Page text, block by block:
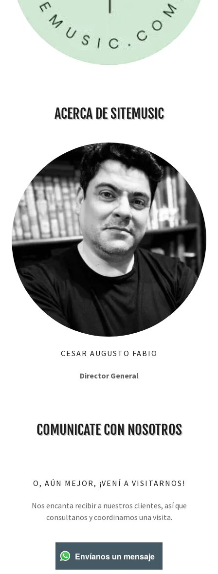
ACERCA DE SITEMUSIC
CESAR AUGUSTO FABIO
Director General
COMUNICATE CON NOSOTROS
O, AÚN MEJOR, ¡VENÍ A VISITARNOS!
Nos encanta recibir a nuestros clientes, así que
consultanos y coordinamos una visita.
Envíanos un mensaje